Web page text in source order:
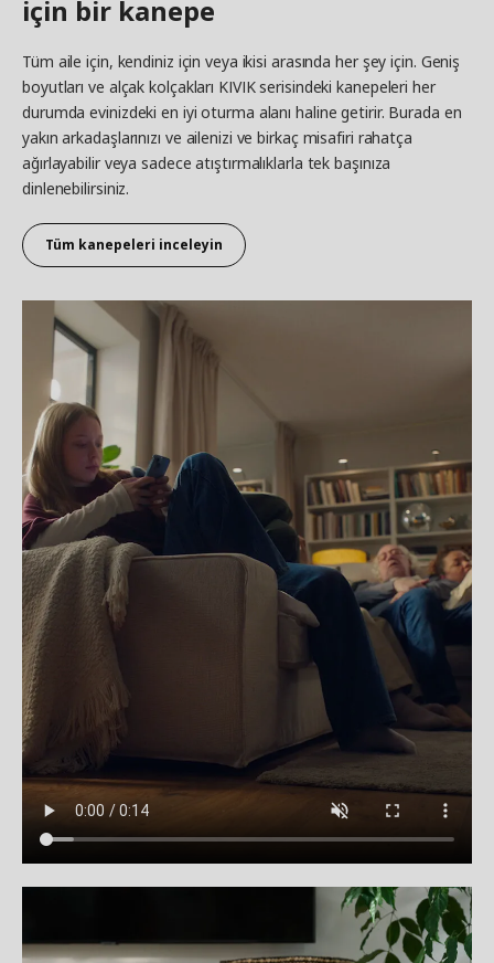
için bir kanepe
Tüm aile için, kendiniz için veya ikisi arasında her şey için. Geniş
boyutları ve alçak kolçakları KIVIK serisindeki kanepeleri her
durumda evinizdeki en iyi oturma alanı haline getirir. Burada en
yakın arkadaşlarınızı ve ailenizi ve birkaç misafiri rahatça
ağırlayabilir veya sadece atıştırmalıklarla tek başınıza
dinlenebilirsiniz.
Tüm kanepeleri inceleyin